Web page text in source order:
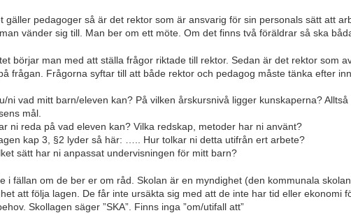
gäller pedagoger så är det rektor som är ansvarig för sin personals sätt att
vänder sig till. Man ber om ett möte. Om det finns två föräldrar så ska
börjar man med att ställa frågor riktade till rektor. Sedan är det rektor som
frågan. Frågorna syftar till att både rektor och pedagog måste tänka efter
ni vad mitt barn/eleven kan? På vilken årskursnivå ligger kunskaperna?
mål.
ni reda på vad eleven kan? Vilka redskap, metoder har ni använt?
kap 3, §2 lyder så här: ….. Hur tolkar ni detta utifrån ert arbete?
sätt har ni anpassat undervisningen för mitt barn?
i fällan om de ber er om råd. Skolan är en myndighet (den kommunala
att följa lagen. De får inte ursäkta sig med att de inte har tid eller ekonomi
Skollagen säger ”SKA”. Finns inga ”om/utifall att”